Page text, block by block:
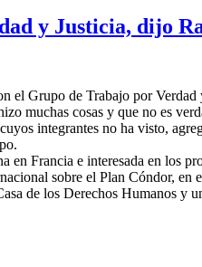
y Justicia, dijo
Grupo de Trabajo por
muchas cosas y que no es
integrantes no ha visto,
Francia e interesada en los
sobre el Plan Cóndor,
de los Derechos Humanos y